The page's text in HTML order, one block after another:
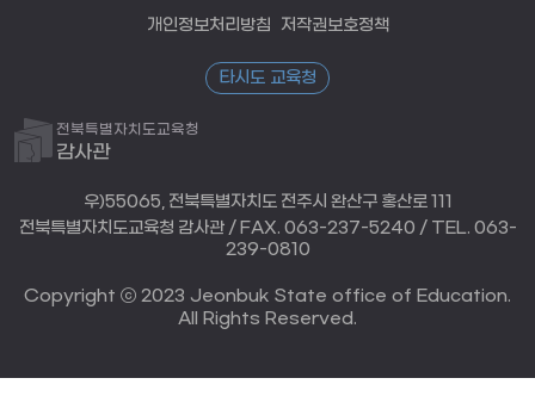
개인정보처리방침 저작권보호정책
타시도 교육청
전북특별자치도교육청
감사관
우)55065, 전북특별자치도 전주시 완산구 홍산로 111
전북특별자치도교육청 감사관 / FAX. 063-237-5240 / TEL. 063-
239-0810
Copyright ⓒ 2023 Jeonbuk State office of Education.
All Rights Reserved.